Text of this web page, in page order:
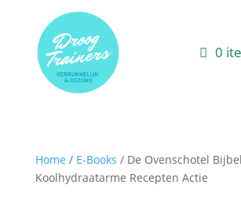
0
Home / E-Books / De Ovenschotel
Koolhydraatarme Recepten Actie